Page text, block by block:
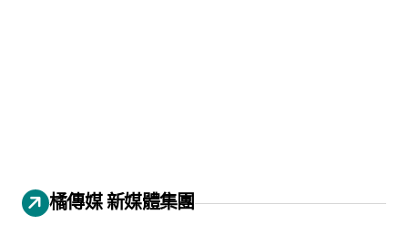
橘傳媒 新媒體集團